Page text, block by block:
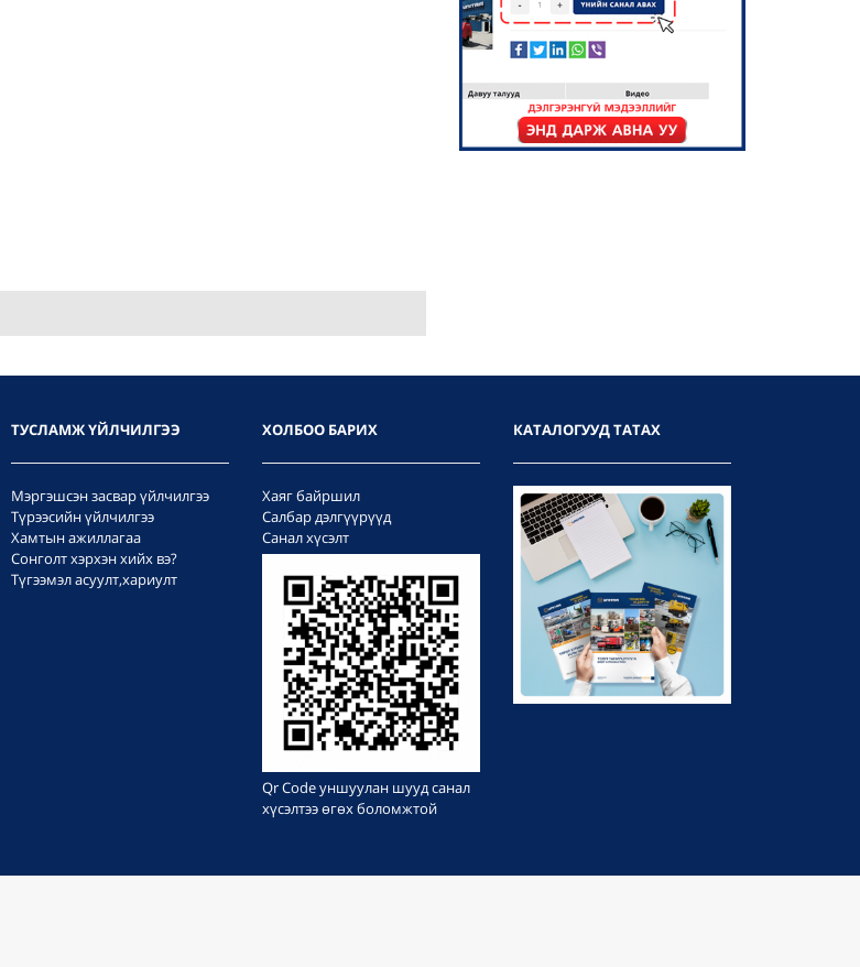
ТУСЛАМЖ ҮЙЛЧИЛГЭЭ
Мэргэшсэн засвар үйлчилгээ
Түрээсийн үйлчилгээ
Хамтын ажиллагаа
Сонголт хэрхэн хийх вэ?
Түгээмэл асуулт,хариулт
ХОЛБОО БАРИХ
Хаяг байршил
Салбар дэлгүүрүүд
Санал хүсэлт
Qr Code уншуулан шууд санал
хүсэлтээ өгөх боломжтой
КАТАЛОГУУД ТАТАХ